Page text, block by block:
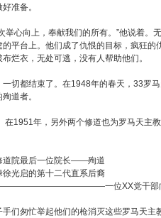
准备。
举心向上，奉献我们的所有。”他说着。
平台上。他们成了仇恨的目标，疯狂的
烂衣，无处可逃，没有人帮助他们。
切都结束了。在1948年的春天，33罗
道者。
在1951年，另外两个修道也为罗马天主
道院最后一位院长——殉道
光启的第十二代直系后裔
一位XX党干部向他们
们匆忙举起他们的枪消灭这些罗马天主